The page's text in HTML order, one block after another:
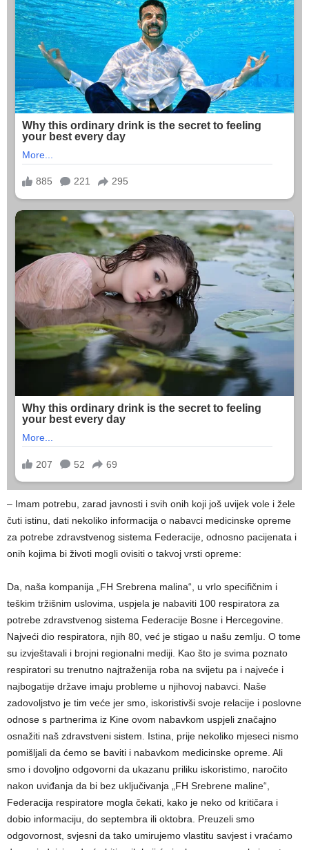
– Imam potrebu, zarad javnosti i svih onih koji još uvijek vole i žele
čuti istinu, dati nekoliko informacija o nabavci medicinske opreme
za potrebe zdravstvenog sistema Federacije, odnosno pacijenata i
onih kojima bi životi mogli ovisiti o takvoj vrsti opreme:
Da, naša kompanija „FH Srebrena malina“, u vrlo specifičnim i
teškim tržišnim uslovima, uspjela je nabaviti 100 respiratora za
potrebe zdravstvenog sistema Federacije Bosne i Hercegovine.
Najveći dio respiratora, njih 80, već je stigao u našu zemlju. O tome
su izvještavali i brojni regionalni mediji. Kao što je svima poznato
respiratori su trenutno najtraženija roba na svijetu pa i najveće i
najbogatije države imaju probleme u njihovoj nabavci. Naše
zadovoljstvo je tim veće jer smo, iskoristivši svoje relacije i poslovne
odnose s partnerima iz Kine ovom nabavkom uspjeli značajno
osnažiti naš zdravstveni sistem. Istina, prije nekoliko mjeseci nismo
pomišljali da ćemo se baviti i nabavkom medicinske opreme. Ali
smo i dovoljno odgovorni da ukazanu priliku iskoristimo, naročito
nakon uviđanja da bi bez uključivanja „FH Srebrene maline“,
Federacija respiratore mogla čekati, kako je neko od kritičara i
dobio informaciju, do septembra ili oktobra. Preuzeli smo
odgovornost, svjesni da tako umirujemo vlastitu savjest i vraćamo